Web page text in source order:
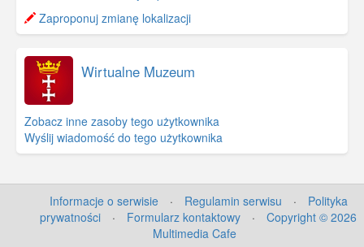
−
Zaproponuj zmianę lokalizacji
Wirtualne Muzeum
Zobacz inne zasoby tego użytkownika
Wyślij wiadomość do tego użytkownika
Informacje o serwisie · Regulamin serwisu ·
Polityka
prywatności
· Formularz kontaktowy ·
Copyright © 2026
Multimedia Cafe